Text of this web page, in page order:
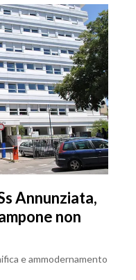
Annunziata,
non
e ammodernamento